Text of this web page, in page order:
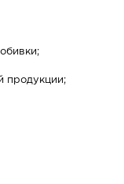
продукции;